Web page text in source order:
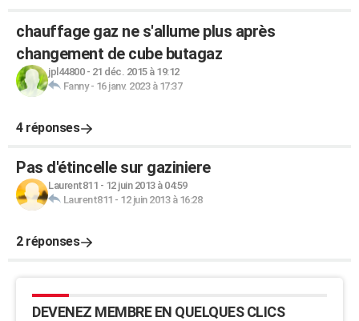
chauffage gaz ne s'allume plus après
changement de cube butagaz
jpl44800- 21 déc. 2015 à 19:12
Fanny- 16 janv. 2023 à 17:37
4 réponses
Pas d'étincelle sur gaziniere
Laurent811 - 12 juin 2013 à 04:59
Laurent811 - 12 juin 2013 à 16:28
2 réponses
DEVENEZ MEMBRE EN QUELQUES CLICS